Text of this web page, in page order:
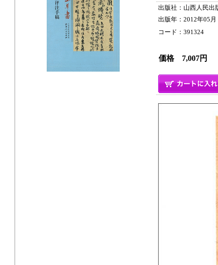
出版社：山西人民出
出版年：2012年05月
コード：391324
価格 7,007円